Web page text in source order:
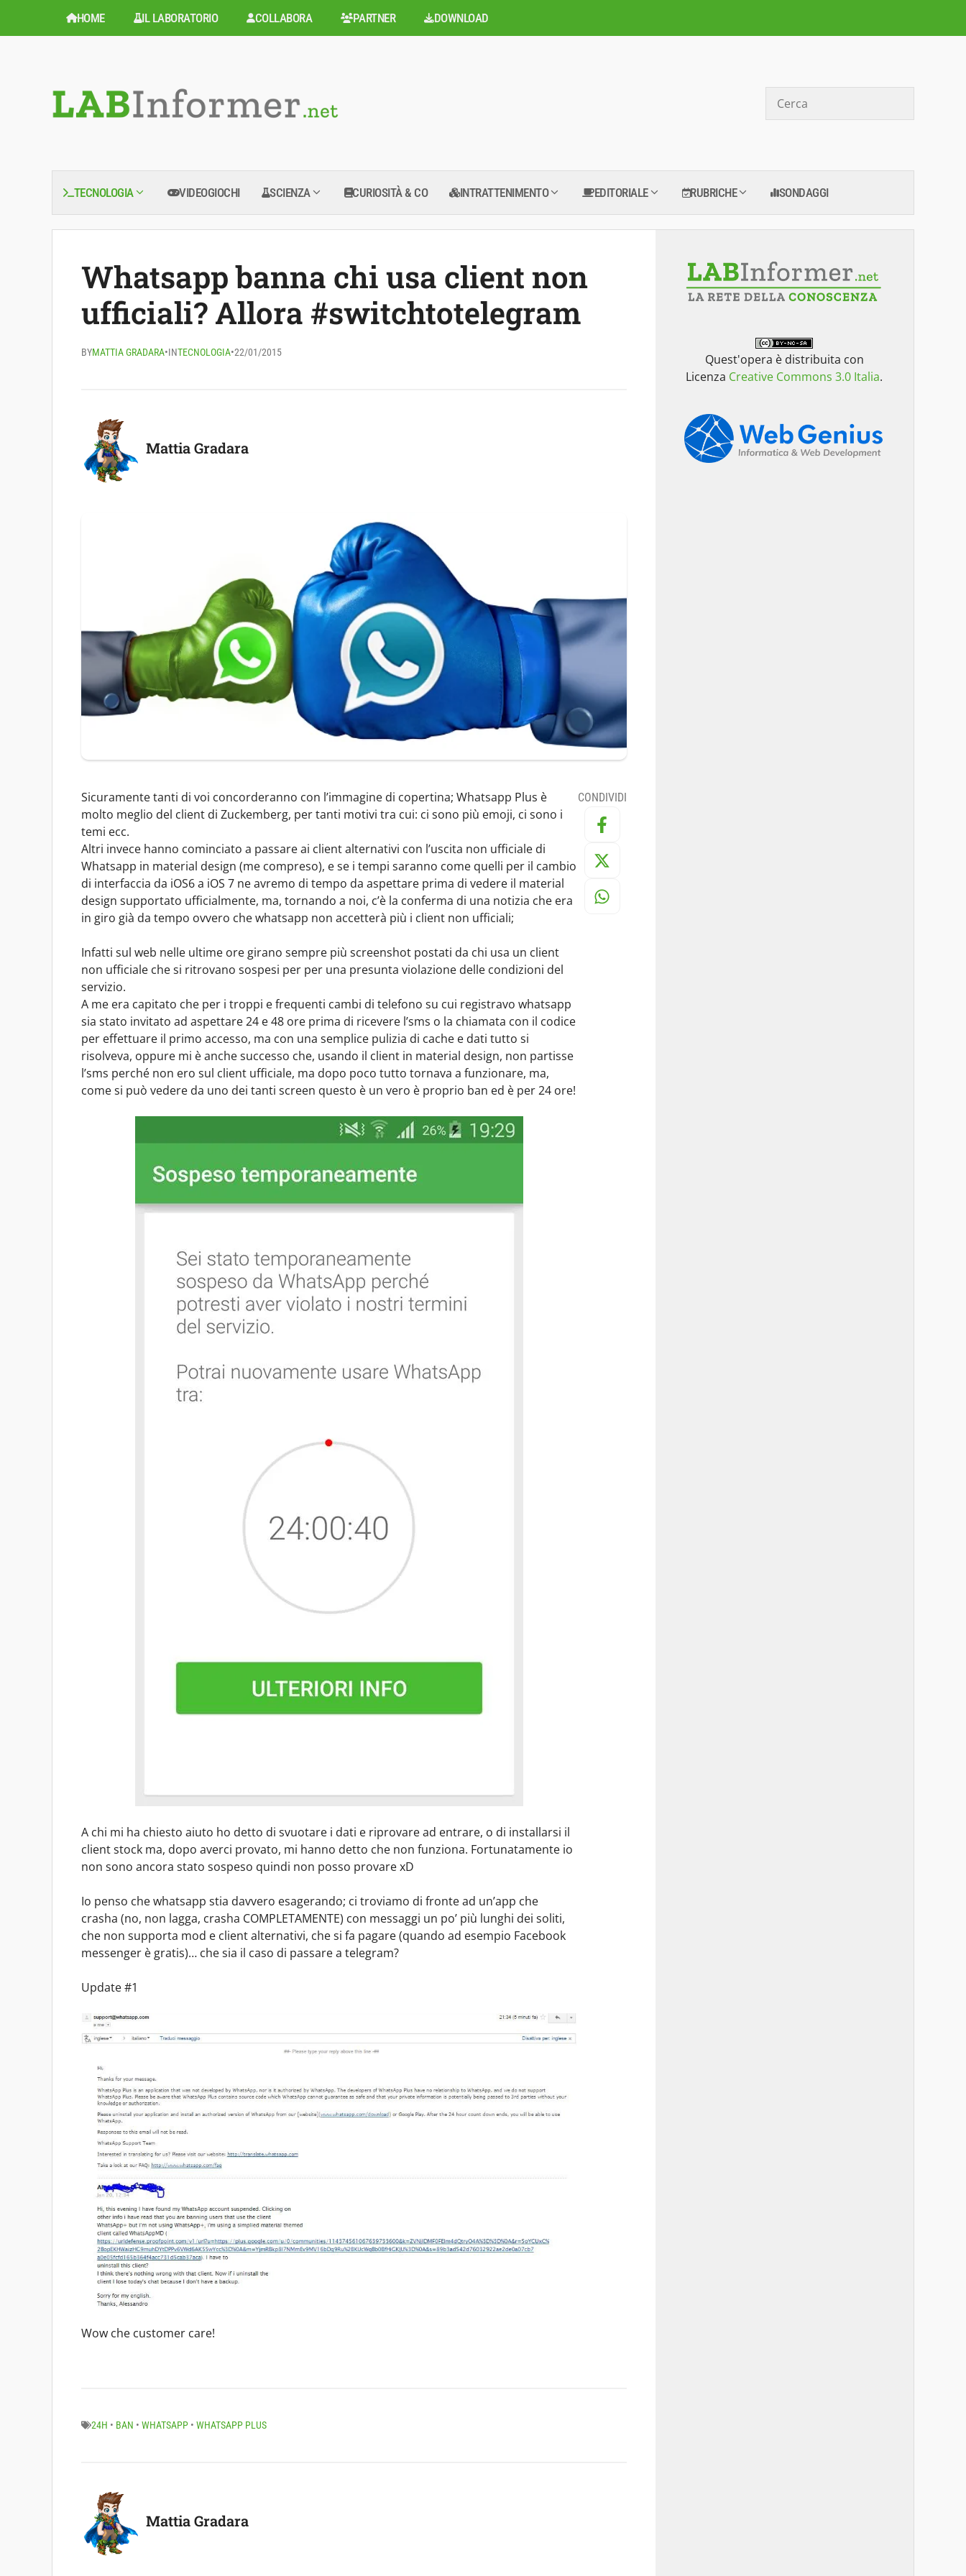
HOME IL LABORATORIO COLLABORA PARTNER DOWNLOAD
TECNOLOGIA VIDEOGIOCHI SCIENZA CURIOSITÀ & CO INTRATTENIMENTO EDITORIALE RUBRICHE SONDAGGI
Whatsapp banna chi usa client non
ufficiali? Allora #switchtotelegram
BYMATTIA GRADARA•INTECNOLOGIA•22/01/2015
Mattia Gradara
Sicuramente tanti di voi concorderanno con l’immagine di copertina; Whatsapp Plus è
molto meglio del client di Zuckemberg, per tanti motivi tra cui: ci sono più emoji, ci sono i
temi ecc.
Altri invece hanno cominciato a passare ai client alternativi con l’uscita non ufficiale di
Whatsapp in material design (me compreso), e se i tempi saranno come quelli per il cambio
di interfaccia da iOS6 a iOS 7 ne avremo di tempo da aspettare prima di vedere il material
design supportato ufficialmente, ma, tornando a noi, c’è la conferma di una notizia che era
in giro già da tempo ovvero che whatsapp non accetterà più i client non ufficiali;
Infatti sul web nelle ultime ore girano sempre più screenshot postati da chi usa un client
non ufficiale che si ritrovano sospesi per per una presunta violazione delle condizioni del
servizio.
A me era capitato che per i troppi e frequenti cambi di telefono su cui registravo whatsapp
sia stato invitato ad aspettare 24 e 48 ore prima di ricevere l’sms o la chiamata con il codice
per effettuare il primo accesso, ma con una semplice pulizia di cache e dati tutto si
risolveva, oppure mi è anche successo che, usando il client in material design, non partisse
l’sms perché non ero sul client ufficiale, ma dopo poco tutto tornava a funzionare, ma,
come si può vedere da uno dei tanti screen questo è un vero è proprio ban ed è per 24 ore!
A chi mi ha chiesto aiuto ho detto di svuotare i dati e riprovare ad entrare, o di installarsi il
client stock ma, dopo averci provato, mi hanno detto che non funziona. Fortunatamente io
non sono ancora stato sospeso quindi non posso provare xD
Io penso che whatsapp stia davvero esagerando; ci troviamo di fronte ad un’app che
crasha (no, non lagga, crasha COMPLETAMENTE) con messaggi un po’ più lunghi dei soliti,
che non supporta mod e client alternativi, che si fa pagare (quando ad esempio Facebook
messenger è gratis)… che sia il caso di passare a telegram?
Update #1
Wow che customer care!
CONDIVIDI
24H • BAN • WHATSAPP • WHATSAPP PLUS
Mattia Gradara
Quest'opera è distribuita con
Licenza Creative Commons 3.0 Italia.